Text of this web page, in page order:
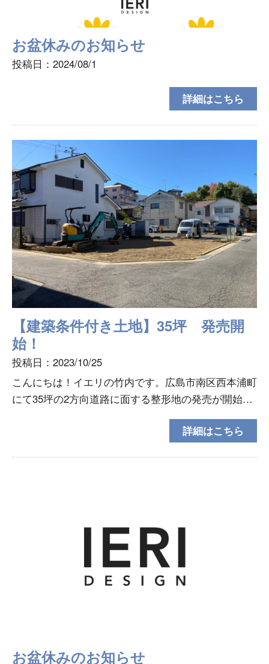
お盆休みのお知らせ
投稿日：2024/08/1
詳細はこちら
【建築条件付き土地】35坪 発売開
始！
投稿日：2023/10/25
こんにちは！イエリの竹内です。広島市南区西本浦町
にて35坪の2方向道路に面する整形地の発売が開始に
なりました。昨日、10/24～SUUMOにて広告スター
トしました(^－^)SUUMO 西本浦町土地情報詳細はこちら
お盆休みのお知らせ